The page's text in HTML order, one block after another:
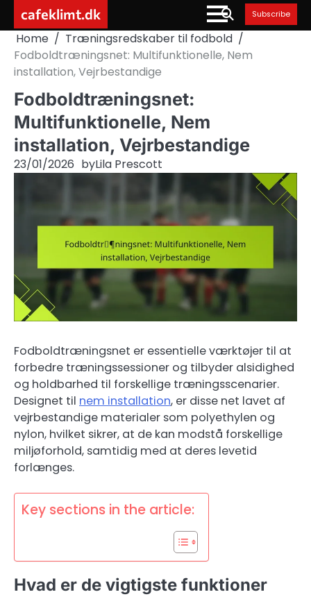
content
cafeklimt.dk Subscribe
Home
Træningsredskaber til fodbold
Fodboldtræningsnet: Multifunktionelle, Nem
installation, Vejrbestandige
Fodboldtræningsnet:
Multifunktionelle, Nem
installation, Vejrbestandige
23/01/2026 byLila Prescott
Fodboldtræningsnet er essentielle værktøjer til at
forbedre træningssessioner og tilbyder alsidighed
og holdbarhed til forskellige træningsscenarier.
Designet til nem installation, er disse net lavet af
vejrbestandige materialer som polyethylen og
nylon, hvilket sikrer, at de kan modstå forskellige
miljøforhold, samtidig med at deres levetid
forlænges.
Key sections in the article:
Hvad er de vigtigste funktioner